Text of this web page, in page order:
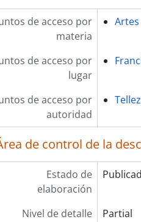
de acceso por
materia
Artes
de acceso por
lugar
de acceso por
autoridad
de control de la
Estado de
elaboración
Nivel de detalle
Partial